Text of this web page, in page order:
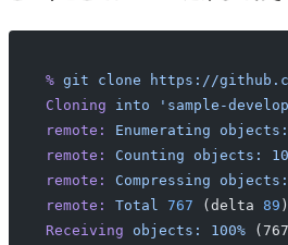
% git clone https://
Cloning into 'sample-
remote:
Enumerating objects:
remote:
Counting objects:
remote:
Compressing objects:
remote:
Total 767 (delta 89
Receiving objects: 100%